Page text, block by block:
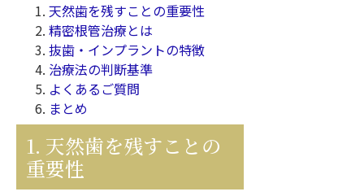
天然歯を残すことの重要性
精密根管治療とは
抜歯・インプラントの特徴
治療法の判断基準
よくあるご質問
まとめ
1. 天然歯を残すことの
重要性